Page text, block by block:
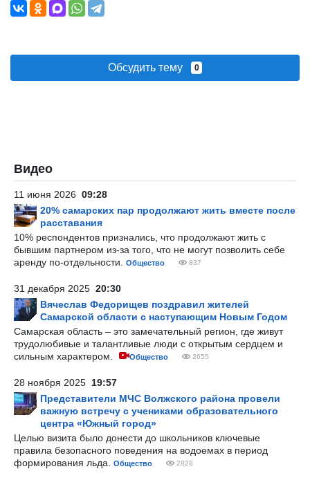
Обсудить тему 0
Видео
11 июня 2026 09:28
20% самарских пар продолжают жить вместе после
расставания
10% респондентов признались, что продолжают жить с
бывшим партнером из-за того, что не могут позволить себе
аренду по-отдельности.
Общество 837
31 декабря 2025 20:30
Вячеслав Федорищев поздравил жителей
Самарской области с наступающим Новым Годом
Самарская область – это замечательный регион, где живут
трудолюбивые и талантливые люди с открытым сердцем и
сильным характером.
Общество 2655
28 ноября 2025 19:57
Представители МЧС Волжского района провели
важную встречу с учениками образовательного
центра «Южный город»
Целью визита было донести до школьников ключевые
правила безопасного поведения на водоемах в период
формирования льда.
Общество 2828